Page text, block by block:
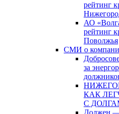
рейтинг
АО
рейтинг
Поволжья
СМИ о
за
КАК
С